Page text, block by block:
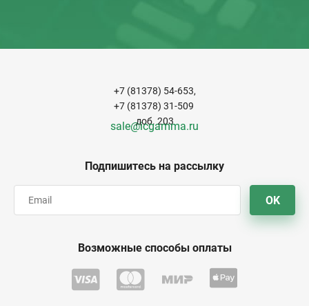
Подпишитесь на рассылку
OK
+7 (81378) 54-653,
+7 (81378) 31-509
доб. 203
sale@icgamma.ru
Возможные способы оплаты